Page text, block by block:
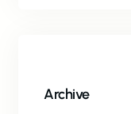
Archive